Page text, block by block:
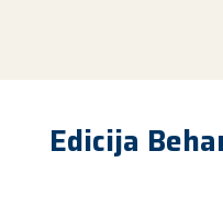
Edicija